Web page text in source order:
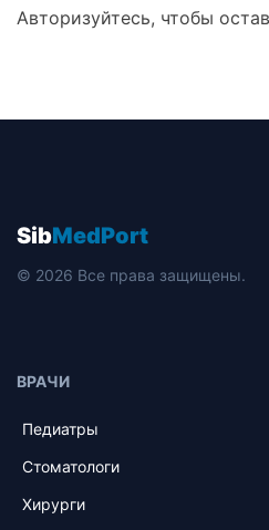
Авторизуйтесь, чтобы
SibMedPort
© 2026 Все права защищены.
ВРАЧИ
Педиатры
Стоматологи
Хирурги